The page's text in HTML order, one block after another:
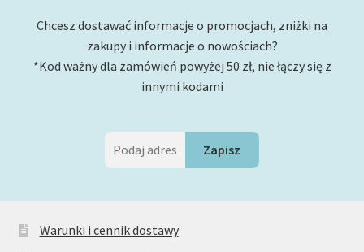
Chcesz dostawać informacje o promocjach, zniżki na
zakupy i informacje o nowościach?
*Kod ważny dla zamówień powyżej 50 zł, nie łączy się z
innymi kodami
Warunki i cennik dostawy